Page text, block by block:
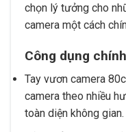
chọn lý tưởng cho
camera một cách
Công dụng chính
Tay vươn camera
camera theo nhiều
toàn diện không gian.